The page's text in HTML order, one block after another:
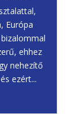
Európa
ehhez
nehezítő
ezért...